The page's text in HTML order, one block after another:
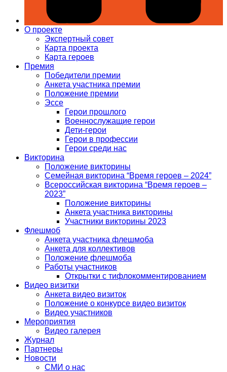
О проекте
Экспертный совет
Карта проекта
Карта героев
Премия
Победители премии
Анкета участника премии
Положение премии
Эссе
Герои прошлого
Военнослужащие герои
Дети-герои
Герои в профессии
Герои среди нас
Викторина
Положение викторины
Семейная викторина “Время героев – 2024”
Всероссийская викторина “Время героев –
2023”
Положение викторины
Анкета участника викторины
Участники викторины 2023
Флешмоб
Анкета участника флешмоба
Анкета для коллективов
Положение флешмоба
Работы участников
Открытки с тифлокомментированием
Видео визитки
Анкета видео визиток
Положение о конкурсе видео визиток
Видео участников
Мероприятия
Видео галерея
Журнал
Партнеры
Новости
СМИ о нас